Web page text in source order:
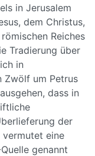
in Jerusalem
dem Christus,
Reiches
Tradierung über
in
Zwölf um Petrus
dass in
der
eine
genannt